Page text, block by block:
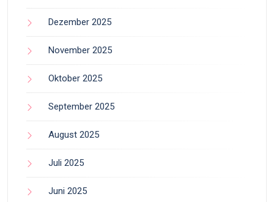
Dezember 2025
November 2025
Oktober 2025
September 2025
August 2025
Juli 2025
Juni 2025